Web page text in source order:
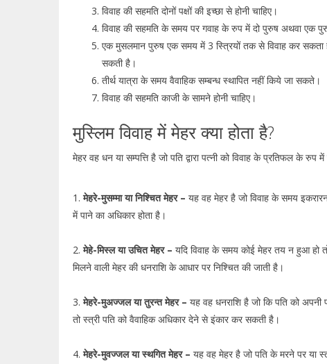
विवाह की सहमति दोनों पक्षों की इच्छा से होनी चाहिए।
विवाह की सहमति के समय पर गवाह के रुप में दो पुरुष अथवा एक
एक मुसलमान पुरुष एक समय में 3 स्त्रियों तक से विवाह कर
सकती है।
तीर्थ यात्रा के समय वैवाहिक सम्बन्ध स्थापित नहीं किये जा सकते।
विवाह की सहमति काजी के सामने होनी चाहिए।
मुस्लिम विवाह में मेहर क्या होता है?
मेहर वह धन या सम्पत्ति है जो पति द्वारा पत्नी को विवाह के प्रतिफल के रुप
1.मेहरे-मुसम्मा या निश्चित मेहर – यह वह मेहर है जो विवाह के समय
में पाने का अधिकार होता है।
2.मेहे-मिस्ल या उचित मेहर – यदि विवाह के समय कोई मेहर तय न हुआ हो
मिलने वाली मेहर की धनराशि के आधार पर निश्चित की जाती है।
3.मेहरे-मुअज्जल या तुरन्त मेहर – यह वह धनराशि है जो कि पति को अपनी
तो स्त्री पति को वैवाहिक अधिकार देने से इंकार कर सकती है।
4.मेहरे-मुवज्जल या स्थगित मेहर – यह वह मेहर है जो पति के मरने पर या